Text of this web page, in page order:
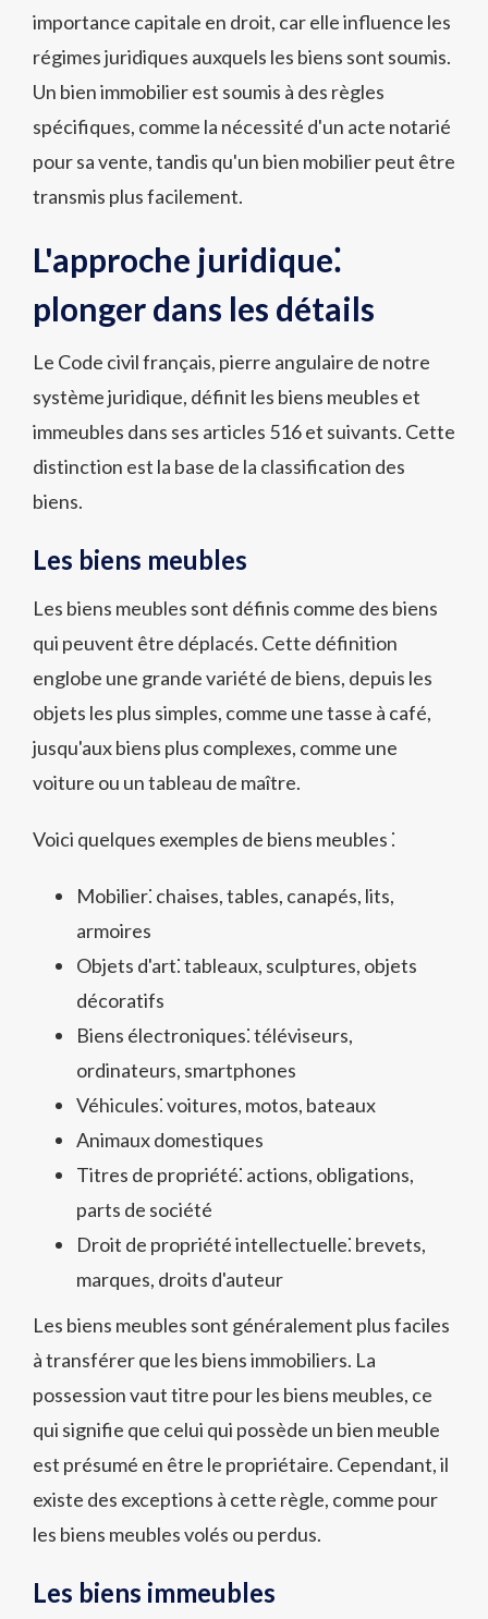
importance capitale en droit, car elle influence les
régimes juridiques auxquels les biens sont soumis.
Un bien immobilier est soumis à des règles
spécifiques, comme la nécessité d'un acte notarié
pour sa vente, tandis qu'un bien mobilier peut être
transmis plus facilement.
L'approche juridique⁚
plonger dans les détails
Le Code civil français, pierre angulaire de notre
système juridique, définit les biens meubles et
immeubles dans ses articles 516 et suivants. Cette
distinction est la base de la classification des
biens.
Les biens meubles
Les biens meubles sont définis comme des biens
qui peuvent être déplacés. Cette définition
englobe une grande variété de biens, depuis les
objets les plus simples, comme une tasse à café,
jusqu'aux biens plus complexes, comme une
voiture ou un tableau de maître.
Voici quelques exemples de biens meubles ⁚
Mobilier⁚ chaises, tables, canapés, lits,
armoires
Objets d'art⁚ tableaux, sculptures, objets
décoratifs
Biens électroniques⁚ téléviseurs,
ordinateurs, smartphones
Véhicules⁚ voitures, motos, bateaux
Animaux domestiques
Titres de propriété⁚ actions, obligations,
parts de société
Droit de propriété intellectuelle⁚ brevets,
marques, droits d'auteur
Les biens meubles sont généralement plus faciles
à transférer que les biens immobiliers. La
possession vaut titre pour les biens meubles, ce
qui signifie que celui qui possède un bien meuble
est présumé en être le propriétaire. Cependant, il
existe des exceptions à cette règle, comme pour
les biens meubles volés ou perdus.
Les biens immeubles